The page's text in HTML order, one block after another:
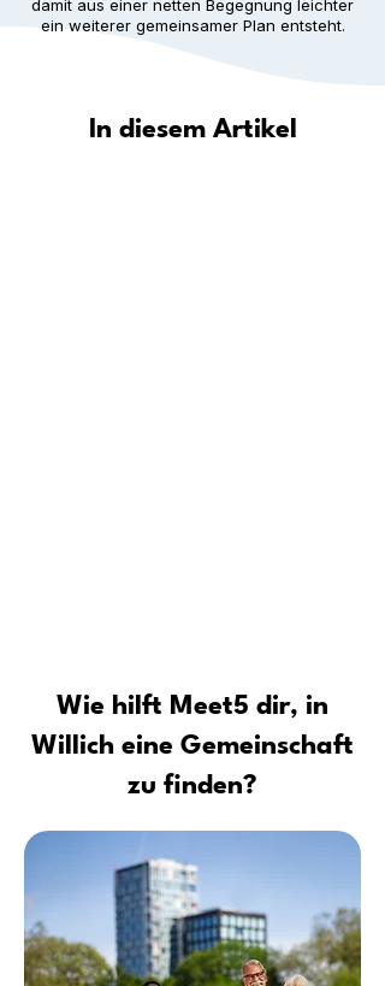
damit aus einer netten Begegnung leichter
ein weiterer gemeinsamer Plan entsteht.
In diesem Artikel
Wie hilft Meet5 dir, in
Willich eine Gemeinschaft
zu finden?